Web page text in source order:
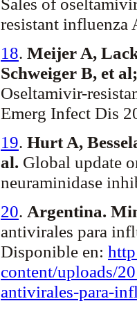
resistant
18. Meijer A,
Schweiger B, et
Oseltamivir-
Emerg Infect Dis
19. Hurt A,
al. Global update
neuraminidase
20. Argentina.
antivirales para
Disponible en:
content/uploads/
antivirales-para-